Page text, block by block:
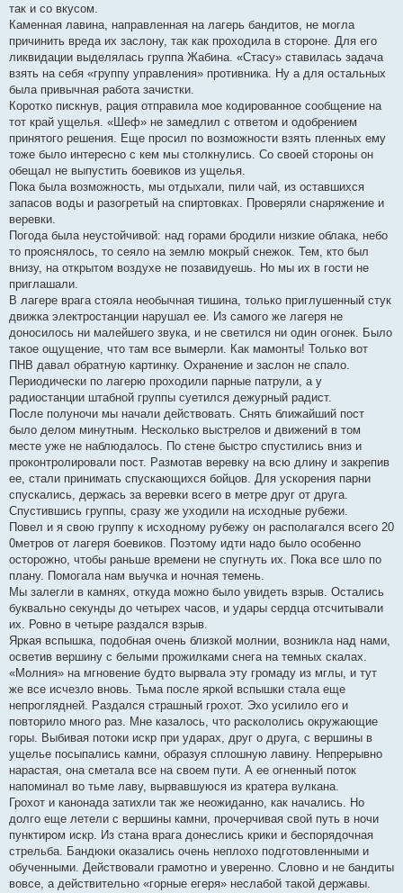
так и со вкусом.
Каменная лавина, направленная на лагерь бандитов, не могла
причинить вреда их заслону, так как проходила в стороне. Для его
ликвидации выделялась группа Жабина. «Стасу» ставилась задача
взять на себя «группу управления» противника. Ну а для остальных
была привычная работа зачистки.
Коротко пискнув, рация отправила мое кодированное сообщение на
тот край ущелья. «Шеф» не замедлил с ответом и одобрением
принятого решения. Еще просил по возможности взять пленных ему
тоже было интересно с кем мы столкнулись. Со своей стороны он
обещал не выпустить боевиков из ущелья.
Пока была возможность, мы отдыхали, пили чай, из оставшихся
запасов воды и разогретый на спиртовках. Проверяли снаряжение и
веревки.
Погода была неустойчивой: над горами бродили низкие облака, небо
то прояснялось, то сеяло на землю мокрый снежок. Тем, кто был
внизу, на открытом воздухе не позавидуешь. Но мы их в гости не
приглашали.
В лагере врага стояла необычная тишина, только приглушенный стук
движка электростанции нарушал ее. Из самого же лагеря не
доносилось ни малейшего звука, и не светился ни один огонек. Было
такое ощущение, что там все вымерли. Как мамонты! Только вот
ПНВ давал обратную картинку. Охранение и заслон не спало.
Периодически по лагерю проходили парные патрули, а у
радиостанции штабной группы суетился дежурный радист.
После полуночи мы начали действовать. Снять ближайший пост
было делом минутным. Несколько выстрелов и движений в том
месте уже не наблюдалось. По стене быстро спустились вниз и
проконтролировали пост. Размотав веревку на всю длину и закрепив
ее, стали принимать спускающихся бойцов. Для ускорения парни
спускались, держась за веревки всего в метре друг от друга.
Спустившись группы, сразу же уходили на исходные рубежи.
Повел и я свою группу к исходному рубежу он располагался всего 20
0метров от лагеря боевиков. Поэтому идти надо было особенно
осторожно, чтобы раньше времени не спугнуть их. Пока все шло по
плану. Помогала нам выучка и ночная темень.
Мы залегли в камнях, откуда можно было увидеть взрыв. Остались
буквально секунды до четырех часов, и удары сердца отсчитывали
их. Ровно в четыре раздался взрыв.
Яркая вспышка, подобная очень близкой молнии, возникла над нами,
осветив вершину с белыми прожилками снега на темных скалах.
«Молния» на мгновение будто вырвала эту громаду из мглы, и тут
же все исчезло вновь. Тьма после яркой вспышки стала еще
непроглядней. Раздался страшный грохот. Эхо усилило его и
повторило много раз. Мне казалось, что раскололись окружающие
горы. Выбивая потоки искр при ударах, друг о друга, с вершины в
ущелье посыпались камни, образуя сплошную лавину. Непрерывно
нарастая, она сметала все на своем пути. А ее огненный поток
напоминал во тьме лаву, вырвавшуюся из кратера вулкана.
Грохот и канонада затихли так же неожиданно, как начались. Но
долго еще летели с вершины камни, прочерчивая свой путь в ночи
пунктиром искр. Из стана врага донеслись крики и беспорядочная
стрельба. Бандюки оказались очень неплохо подготовленными и
обученными. Действовали грамотно и уверенно. Словно и не бандиты
вовсе, а действительно «горные егеря» неслабой такой державы.